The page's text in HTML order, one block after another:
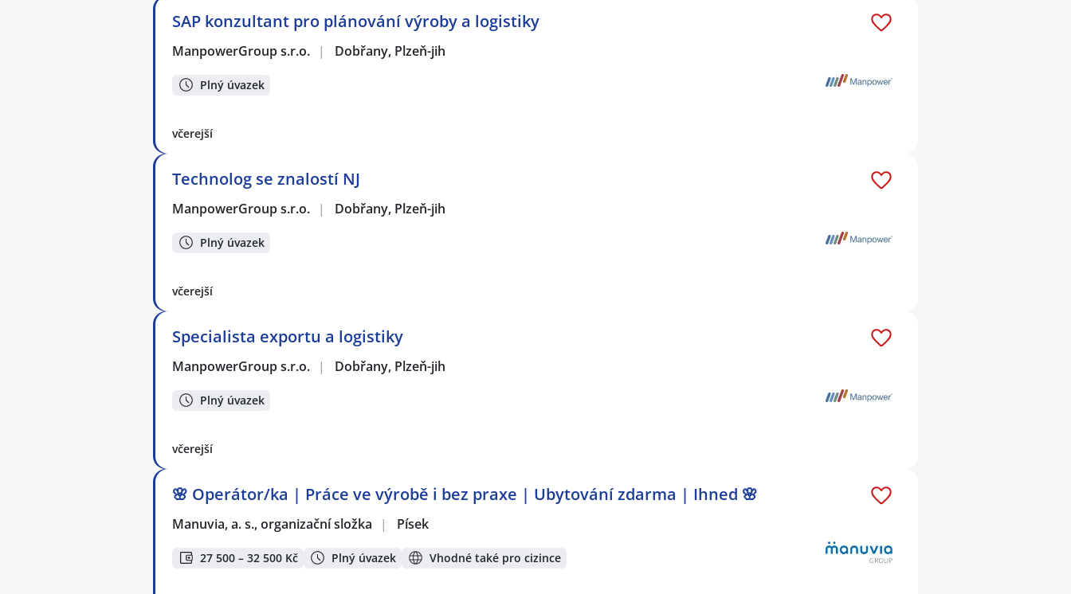
SAP konzultant pro plánování výroby a logistiky
ManpowerGroup s.r.o. | Dobřany, Plzeň-jih
Plný úvazek
včerejší
Technolog se znalostí NJ
ManpowerGroup s.r.o. | Dobřany, Plzeň-jih
Plný úvazek
včerejší
Specialista exportu a logistiky
ManpowerGroup s.r.o. | Dobřany, Plzeň-jih
Plný úvazek
včerejší
🌸 Operátor/ka | Práce ve výrobě i bez praxe | Ubytování zdarma | Ihned 🌸
Manuvia, a. s., organizační složka | Písek
27 500 – 32 500 Kč Plný úvazek Vhodné také pro cizince